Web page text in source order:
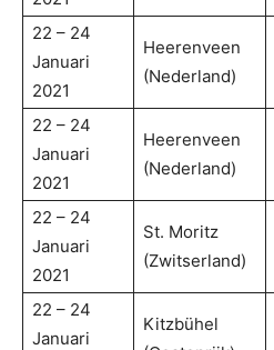
22 – 24
Januari
2021
Heerenveen
(Nederland)
22 – 24
Januari
2021
Heerenveen
(Nederland)
22 – 24
Januari
2021
St. Moritz
(Zwitserland)
22 – 24
Januari
Kitzbühel